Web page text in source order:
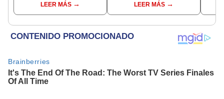
muy fuertes..."
LEER MÁS
denunciarlo por
tocamientos: “Me
LEER MÁS